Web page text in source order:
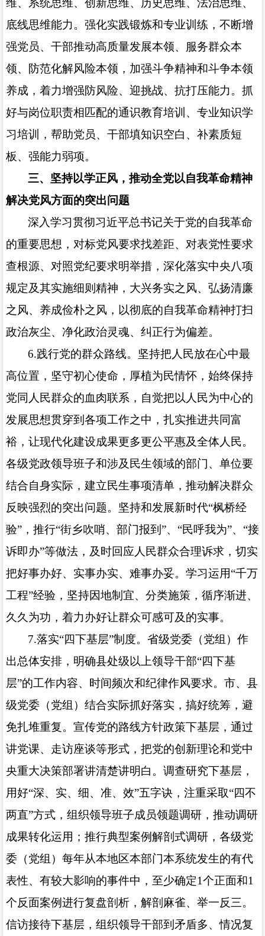
维、系统思维、创新思维、历史思维、法治思维、
底线思维能力。强化实践锻炼和专业训练，不断增
强党员、干部推动高质量发展本领、服务群众本
领、防范化解风险本领，加强斗争精神和斗争本领
养成，着力增强防风险、迎挑战、抗打压能力。抓
好与岗位职责相匹配的通识教育培训、专业知识学
习培训，帮助党员、干部填知识空白、补素质短
板、强能力弱项。
三、坚持以学正风，推动全党以自我革命精神
解决党风方面的突出问题
深入学习贯彻习近平总书记关于党的自我革命
的重要思想，对标党风要求找差距、对表党性要求
查根源、对照党纪要求明举措，深化落实中央八项
规定及其实施细则精神，大兴务实之风、弘扬清廉
之风、养成俭朴之风，以彻底的自我革命精神打扫
政治灰尘、净化政治灵魂、纠正行为偏差。
6.践行党的群众路线。坚持把人民放在心中最
高位置，坚守初心使命，厚植为民情怀，始终保持
党同人民群众的血肉联系，自觉把以人民为中心的
发展思想贯穿到各项工作之中，扎实推进共同富
裕，让现代化建设成果更多更公平惠及全体人民。
各级党政领导班子和涉及民生领域的部门、单位要
结合自身实际，建立民生事项清单，推动解决群众
反映强烈的突出问题。坚持和发展新时代“枫桥经
验”，推行“街乡吹哨、部门报到”、“民呼我为”、“接
诉即办”等做法，及时回应人民群众合理诉求，切实
把好事办好、实事办实、难事办妥。学习运用“千万
工程”经验，坚持因地制宜、分类施策，循序渐进、
久久为功，着力办好让群众可感可及的实事。
7.落实“四下基层”制度。省级党委（党组）作
出总体安排，明确县处级以上领导干部“四下基
层”的工作内容、时间频次和纪律作风要求。市、县
级党委（党组）结合实际抓好落实，搞好统筹，避
免扎堆重复。宣传党的路线方针政策下基层，通过
讲党课、走访座谈等形式，把党的创新理论和党中
央重大决策部署讲清楚讲明白。调查研究下基层，
用好“深、实、细、准、效”五字诀，注重采取“四不
两直”方式，组织领导班子成员领题调研，推动调研
成果转化运用；推行典型案例解剖式调研，各级党
委（党组）每年从本地区本部门本系统发生的有代
表性、有较大影响的事件中，至少确定1个正面和1
个反面案例进行复盘剖析，解剖麻雀、举一反三。
信访接待下基层，组织领导干部到矛盾多、情况复